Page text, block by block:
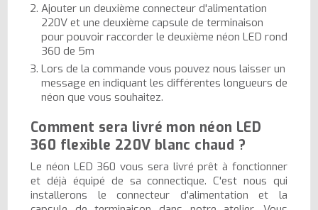
Ajouter un deuxième connecteur d'alimentation
220V et une deuxième capsule de terminaison
pour pouvoir raccorder le deuxième néon LED rond
360 de 5m
Lors de la commande vous pouvez nous laisser un
message en indiquant les différentes longueurs de
néon que vous souhaitez.
Comment sera livré mon néon LED
360 flexible 220V blanc chaud ?
Le néon LED 360 vous sera livré prêt à fonctionner
et déjà équipé de sa connectique. C'est nous qui
installerons le connecteur d'alimentation et la